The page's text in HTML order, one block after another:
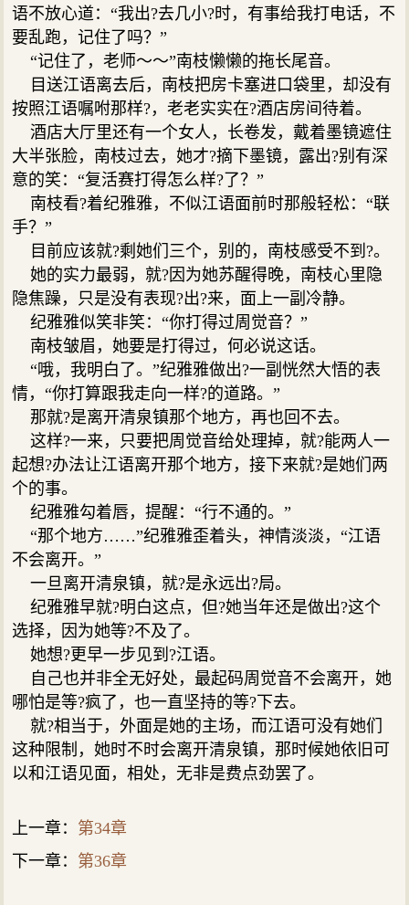
语不放心道：“我出?去几小?时，有事给我打电话，不
要乱跑，记住了吗？”
“记住了，老师～～”南枝懒懒的拖长尾音。
目送江语离去后，南枝把房卡塞进口袋里，却没有
按照江语嘱咐那样?，老老实实在?酒店房间待着。
酒店大厅里还有一个女人，长卷发，戴着墨镜遮住
大半张脸，南枝过去，她才?摘下墨镜，露出?别有深
意的笑：“复活赛打得怎么样?了？”
南枝看?着纪雅雅，不似江语面前时那般轻松：“联
手？”
目前应该就?剩她们三个，别的，南枝感受不到?。
她的实力最弱，就?因为她苏醒得晚，南枝心里隐
隐焦躁，只是没有表现?出?来，面上一副冷静。
纪雅雅似笑非笑：“你打得过周觉音？”
南枝皱眉，她要是打得过，何必说这话。
“哦，我明白了。”纪雅雅做出?一副恍然大悟的表
情，“你打算跟我走向一样?的道路。”
那就?是离开清泉镇那个地方，再也回不去。
这样?一来，只要把周觉音给处理掉，就?能两人一
起想?办法让江语离开那个地方，接下来就?是她们两
个的事。
纪雅雅勾着唇，提醒：“行不通的。”
“那个地方……”纪雅雅歪着头，神情淡淡，“江语
不会离开。”
一旦离开清泉镇，就?是永远出?局。
纪雅雅早就?明白这点，但?她当年还是做出?这个
选择，因为她等?不及了。
她想?更早一步见到?江语。
自己也并非全无好处，最起码周觉音不会离开，她
哪怕是等?疯了，也一直坚持的等?下去。
就?相当于，外面是她的主场，而江语可没有她们
这种限制，她时不时会离开清泉镇，那时候她依旧可
以和江语见面，相处，无非是费点劲罢了。
上一章： 第34章
下一章： 第36章